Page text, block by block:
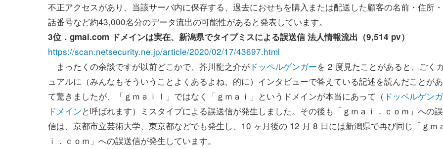
不正アクセスがあり、当該サーバ内に保存する、過去におせちを購入または配送した顧客の名前・住所
話番号など約43,000名分のデータ流出の可能性があると発表しています。
3位．gmai.com ドメインは実在、新潟県でタイプミスによる誤送信 法人情報流出（9,514 pv）
https://scan.netsecurity.ne.jp/article/2020/02/17/43697.html
まったくの余談ですが以前どこかで、芥川龍之介が ドッペルゲンガーを 2 度見たことがあると、ごく
ュアルに（みんなもそういうことよくあるよね、的に）インタビューで答えている記述を読んだことが
て驚きましたが、「ｇｍａｉｌ」ではなく「ｇｍａｉ」というドメインが本当にあって（ ドッペルゲン
ドメインと呼ばれます）ミスタイプによる誤送信が発生しました。その後も「ｇｍａｉ．ｃｏｍ」への
信は、京都市立芸術大学、東京都などでも発生し、10 ヶ月後の 12 月 8 日には新潟県で再び同じ「ｇｍ
ｉ．ｃｏｍ」への誤送信が発生しています。